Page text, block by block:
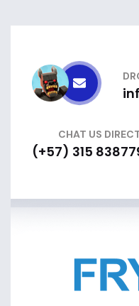
CHAT US
(+57) 315